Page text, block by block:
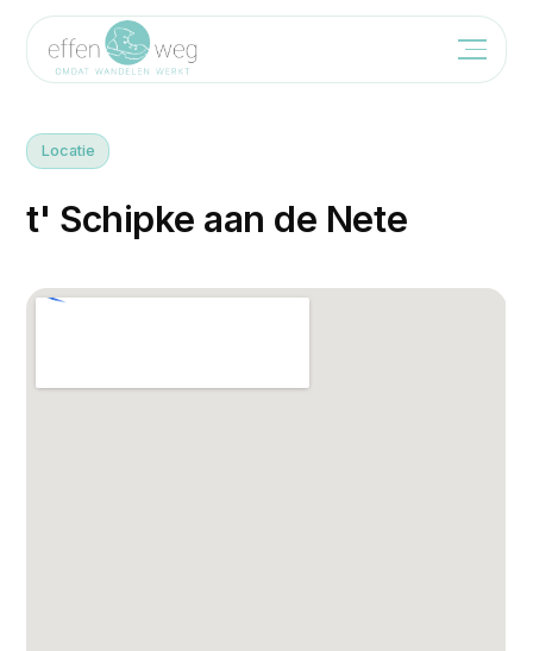
Locatie
t' Schipke aan de Nete